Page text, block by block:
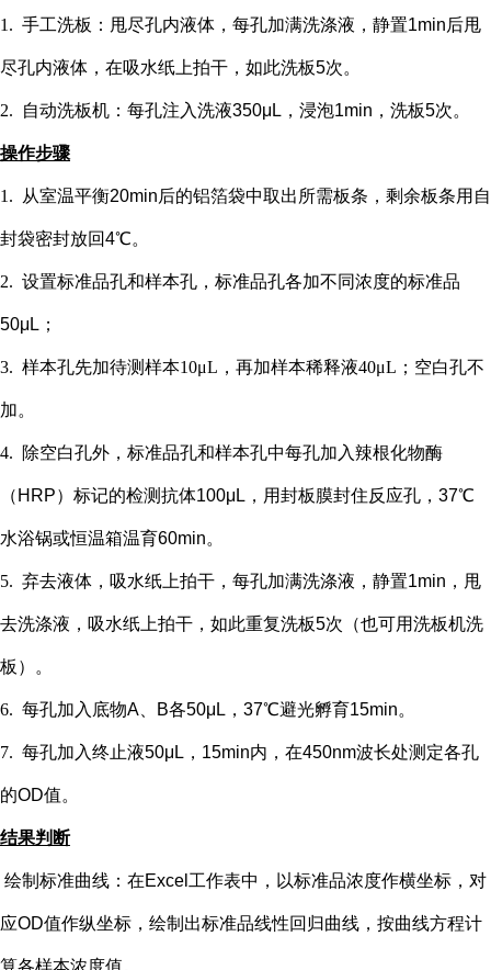
1. 手工洗板：甩尽孔内液体，每孔加满洗涤液，静置1min后甩
尽孔内液体，在吸水纸上拍干，如此洗板5次。
2. 自动洗板机：每孔注入洗液350μL，浸泡1min，洗板5次。
操作步骤
1. 从室温平衡20min后的铝箔袋中取出所需板条，剩余板条用自
封袋密封放回4℃。
2. 设置标准品孔和样本孔 ，标准品孔各加不同浓度的标准品
50μL；
3. 样本孔先加待测样本10μL，再加样本稀释液40μL； 空白孔不
加。
4. 除空白孔外， 标准品孔和样本孔中每孔加入辣根化物酶
（ HRP）标记的检测抗体100μL，用封板膜封住反应孔，37℃
水浴锅或恒温箱温育60min。
5. 弃去液体，吸水纸上拍干，每孔加满洗涤液，静置1min，甩
去洗涤液，吸水纸上拍干，如此重复洗板5次（也可用洗板机洗
板）。
6. 每孔加入底物A、B各50μL，37℃避光孵育15min。
7. 每孔加入终止液50μL，15min内，在450nm波长处测定各孔
的OD值。
结果判断
绘制标准曲线：在Excel工作表中，以标准品浓度作横坐标，对
应OD值作纵坐标，绘制出标准品线性回归曲线，按曲线方程计
算各样本浓度值。